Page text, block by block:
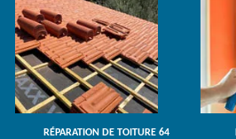
RÉPARATION DE TOITURE 64